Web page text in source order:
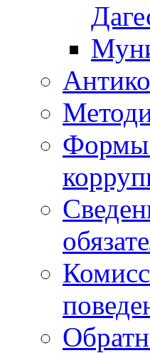
Формы